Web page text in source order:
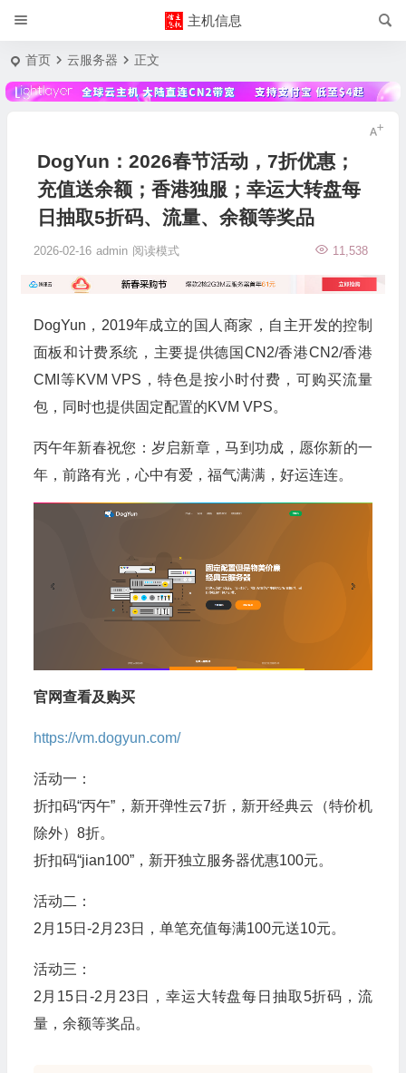
主机信息
首页 云服务器 正文
DogYun：2026春节活动，7折优惠；
充值送余额；香港独服；幸运大转盘每
日抽取5折码、流量、余额等奖品
2026-02-16 admin 11,538
阅读模式
DogYun，2019年成立的国人商家，自主开发的控制
面板和计费系统，主要提供德国CN2/香港CN2/香港
CMI等KVM VPS，特色是按小时付费，可购买流量
包，同时也提供固定配置的KVM VPS。
丙午年新春祝您：岁启新章，马到功成，愿你新的一
年，前路有光，心中有爱，福气满满，好运连连。
官网查看及购买
https://vm.dogyun.com/
活动一：
折扣码“丙午”，新开弹性云7折，新开经典云（特价机
除外）8折。
折扣码“jian100”，新开独立服务器优惠100元。
活动二：
2月15日-2月23日，单笔充值每满100元送10元。
活动三：
2月15日-2月23日，幸运大转盘每日抽取5折码，流
量，余额等奖品。